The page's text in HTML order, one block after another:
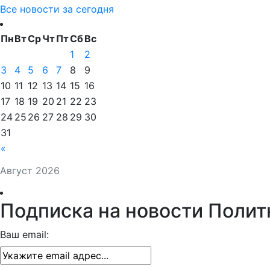
Все новости за сегодня
Август 2026
ПнВтСрЧтПтСбВс
«
1
2
3
4 5 6 7 8
9
10 11 12 13 14 15 16
17 18 19 20 21 22 23
24 25 26 27 28 29 30
31
Подписка на новости
Ваш email: